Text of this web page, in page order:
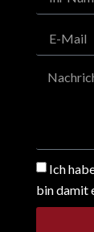
Ich
bin damit